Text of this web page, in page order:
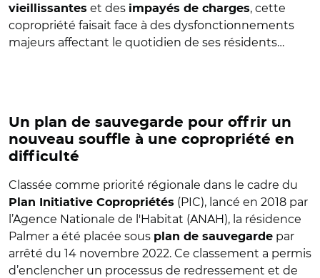
vieillissantes et des impayés de charges, cette
copropriété faisait face à des dysfonctionnements
majeurs affectant le quotidien de ses résidents…
Un plan de sauvegarde pour offrir un
nouveau souffle à une copropriété en
difficulté
Classée comme priorité régionale dans le cadre du
Plan Initiative Copropriétés (PIC), lancé en 2018 par
l’Agence Nationale de l'Habitat (ANAH), la résidence
Palmer a été placée sous plan de sauvegarde par
arrêté du 14 novembre 2022. Ce classement a permis
d’enclencher un processus de redressement et de